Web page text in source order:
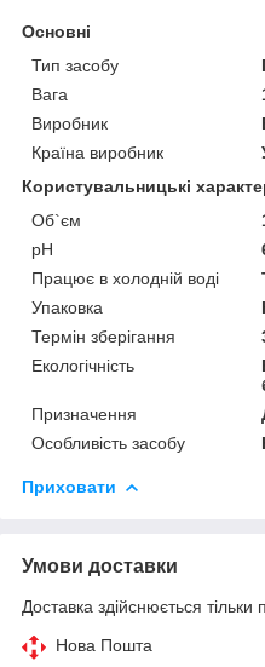
Основні
Тип засобу
Вага
Виробник
Країна виробник
Користувальницькі
Об`єм
pH
Працює в холодній воді
Упаковка
Термін зберігання
Екологічність
Призначення
Особливість засобу
Приховати
Умови доставки
Доставка здійснюється тільки
Нова Пошта